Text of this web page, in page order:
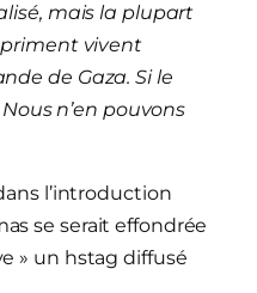
mais la plupart
vivent
de Gaza. Si le
n’en pouvons
l’introduction
se serait effondrée
» un hstag diffusé